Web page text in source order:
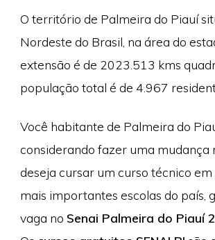
O território de Palmeira do Piauí
Nordeste do Brasil, na área do
extensão é de 2023.513 kms
população total é de 4.967
Você habitante de Palmeira do
considerando fazer uma mudança
deseja cursar um curso técnico em
mais importantes escolas do país,
vaga no Senai Palmeira do Piauí